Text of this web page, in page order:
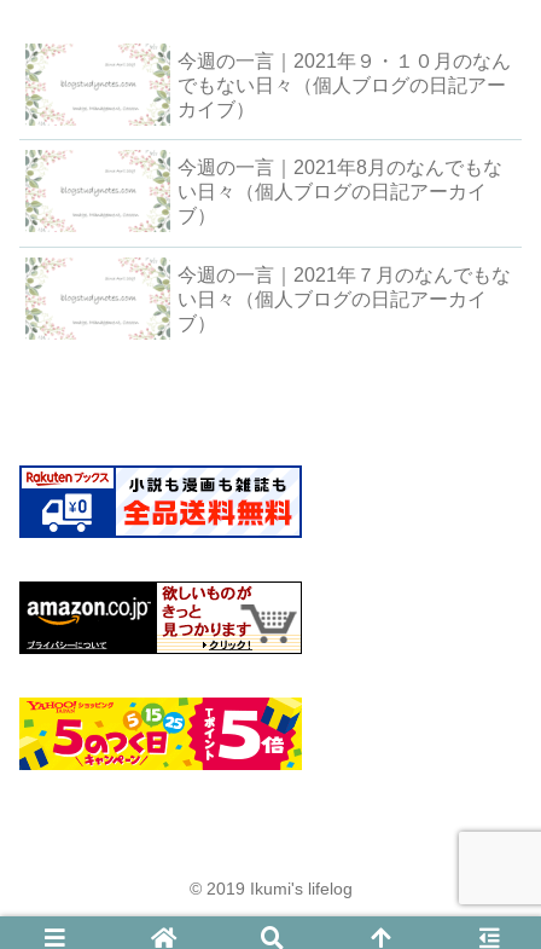
今週の一言｜2021年９・１０月のなん
でもない日々（個人ブログの日記アー
カイブ）
今週の一言｜2021年8月のなんでもな
い日々（個人ブログの日記アーカイ
ブ）
今週の一言｜2021年７月のなんでもな
い日々（個人ブログの日記アーカイ
ブ）
© 2019 Ikumi's lifelog